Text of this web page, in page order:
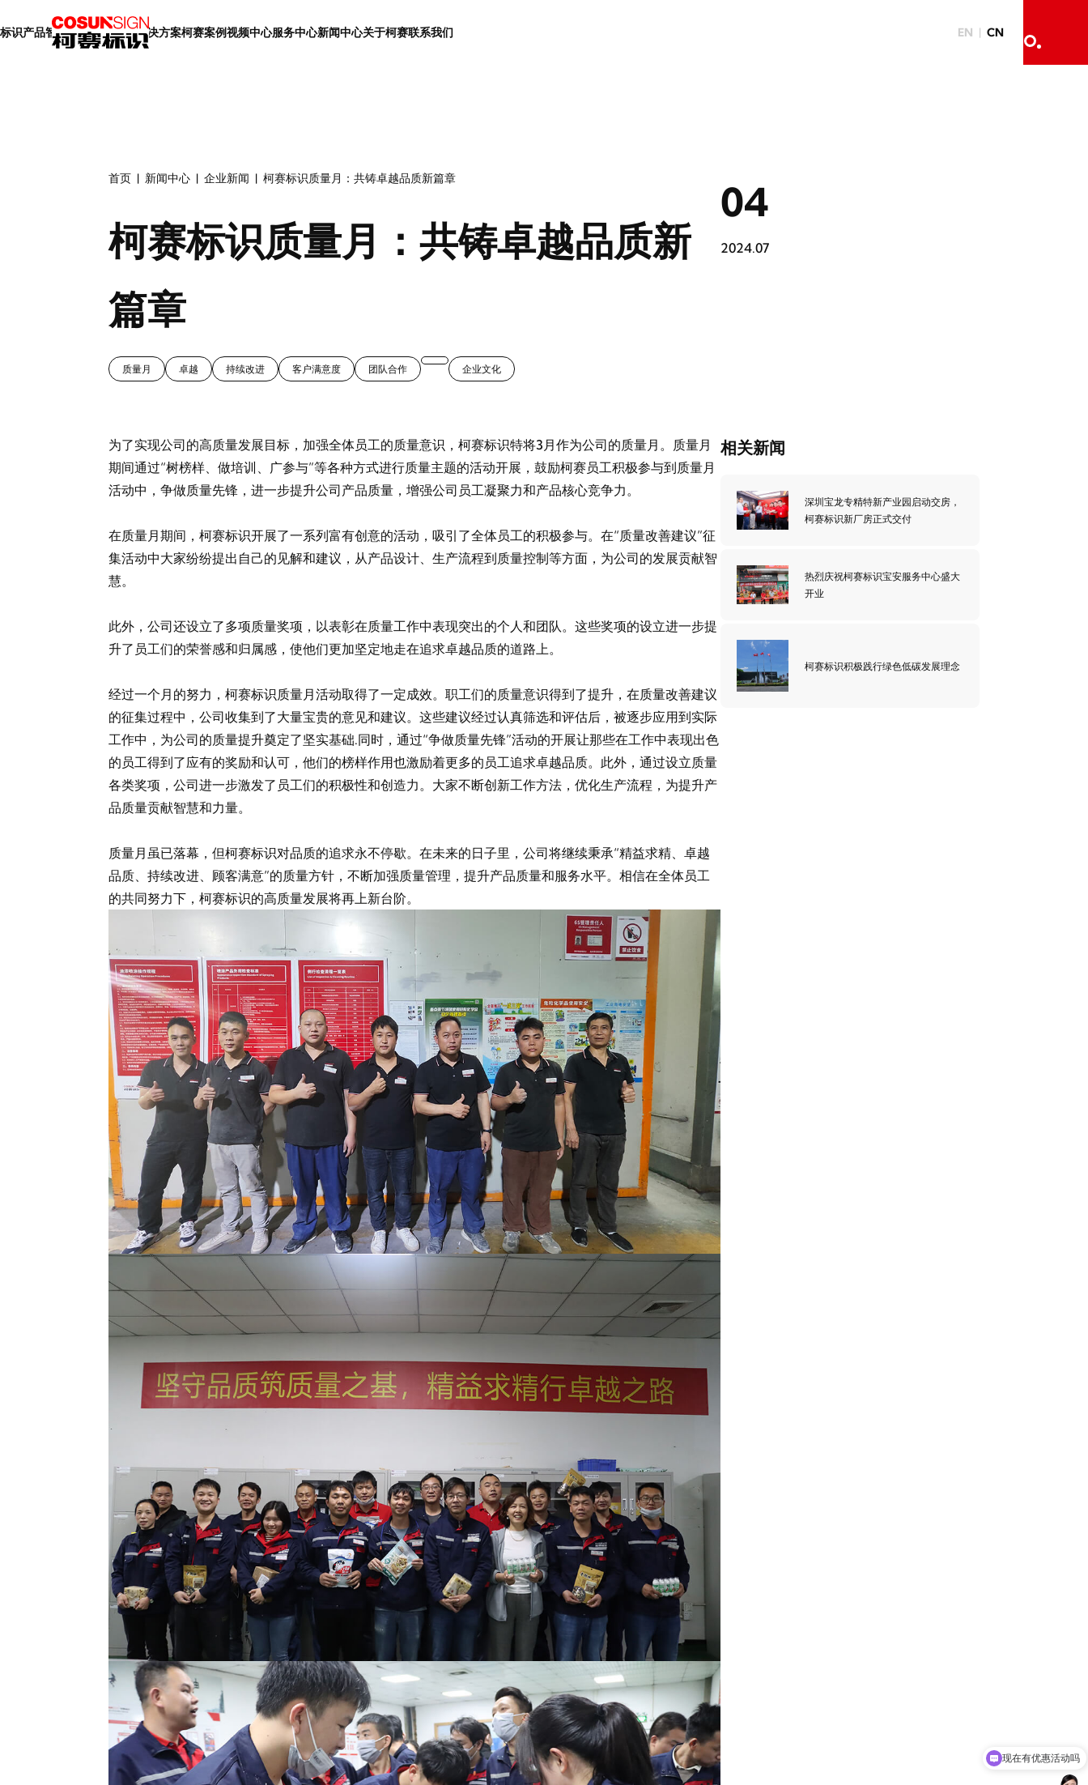
标识产品智慧标识智慧展厅解决方案柯赛案例视频中心服务中心新闻中心关于柯赛联系我们 EN CN
首页 新闻中心 企业新闻 柯赛标识质量月：共铸卓越品质新篇章
柯赛标识质量月：共铸卓越品质新
篇章
质量月 卓越 持续改进 客户满意度 团队合作 企业文化
04
2024.07
为了实现公司的高质量发展目标，加强全体员工的质量意识，柯赛标识特将3月作为公司的质量月。质量月
期间通过“树榜样、做培训、广参与”等各种方式进行质量主题的活动开展，鼓励柯赛员工积极参与到质量月
活动中，争做质量先锋，进一步提升公司产品质量，增强公司员工凝聚力和产品核心竞争力。
在质量月期间，柯赛标识开展了一系列富有创意的活动，吸引了全体员工的积极参与。在“质量改善建议”征
集活动中大家纷纷提出自己的见解和建议，从产品设计、生产流程到质量控制等方面，为公司的发展贡献智
慧。
此外，公司还设立了多项质量奖项，以表彰在质量工作中表现突出的个人和团队。这些奖项的设立进一步提
升了员工们的荣誉感和归属感，使他们更加坚定地走在追求卓越品质的道路上。
经过一个月的努力，柯赛标识质量月活动取得了一定成效。职工们的质量意识得到了提升，在质量改善建议
的征集过程中，公司收集到了大量宝贵的意见和建议。这些建议经过认真筛选和评估后，被逐步应用到实际
工作中，为公司的质量提升奠定了坚实基础.同时，通过“争做质量先锋”活动的开展让那些在工作中表现出色
的员工得到了应有的奖励和认可，他们的榜样作用也激励着更多的员工追求卓越品质。此外，通过设立质量
各类奖项，公司进一步激发了员工们的积极性和创造力。大家不断创新工作方法，优化生产流程，为提升产
品质量贡献智慧和力量。
质量月虽已落幕，但柯赛标识对品质的追求永不停歇。在未来的日子里，公司将继续秉承“精益求精、卓越
品质、持续改进、顾客满意”的质量方针，不断加强质量管理，提升产品质量和服务水平。相信在全体员工
的共同努力下，柯赛标识的高质量发展将再上新台阶。
相关新闻
深圳宝龙专精特新产业园启动交房，
柯赛标识新厂房正式交付
热烈庆祝柯赛标识宝安服务中心盛大
开业
柯赛标识积极践行绿色低碳发展理念
可以介绍下你们的产品么